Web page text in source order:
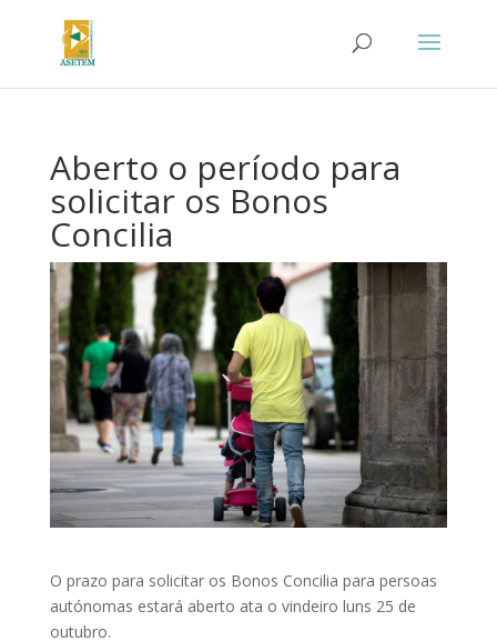
Aberto o período para
solicitar os Bonos
Concilia
O prazo para solicitar os Bonos Concilia para persoas
autónomas estará aberto ata o vindeiro luns 25 de
outubro.